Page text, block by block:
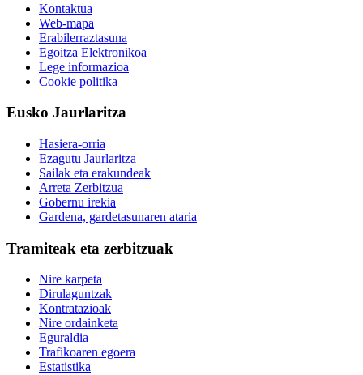
Kontaktua
Web-mapa
Erabilerraztasuna
Egoitza Elektronikoa
Lege informazioa
Cookie politika
Eusko Jaurlaritza
Hasiera-orria
Ezagutu Jaurlaritza
Sailak eta erakundeak
Arreta Zerbitzua
Gobernu irekia
Gardena, gardetasunaren ataria
Tramiteak eta zerbitzuak
Nire karpeta
Dirulaguntzak
Kontratazioak
Nire ordainketa
Eguraldia
Trafikoaren egoera
Estatistika